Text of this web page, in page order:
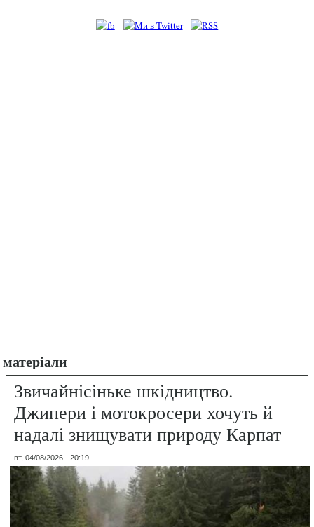
матеріали
Звичайнісіньке шкідництво.
Джипери і мотокросери хочуть й
надалі знищувати природу Карпат
вт, 04/08/2026 - 20:19